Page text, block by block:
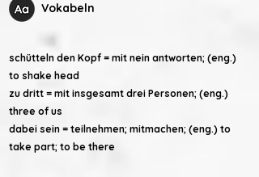
Vokabeln
schütteln den Kopf = mit nein antworten; (eng.)
to shake head
zu dritt = mit insgesamt drei Personen; (eng.)
three of us
dabei sein = teilnehmen; mitmachen; (eng.) to
take part; to be there